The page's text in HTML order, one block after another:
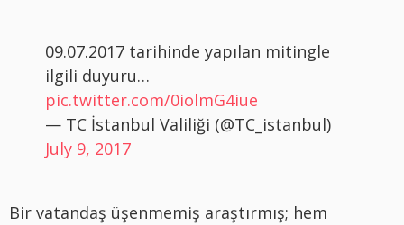
09.07.2017 tarihinde yapılan mitingle
ilgili duyuru…
pic.twitter.com/0iolmG4iue
— TC İstanbul Valiliği (@TC_istanbul)
July 9, 2017
Bir vatandaş üşenmemiş araştırmış; hem